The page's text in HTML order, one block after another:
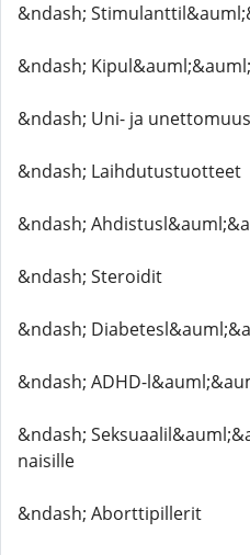
&ndash;
&ndash;
&ndash; Uni- ja
&ndash; Laihdutustuotteet
&ndash;
&ndash; Steroidit
&ndash;
&ndash; ADHD-
&ndash;
naisille
&ndash; Aborttipillerit